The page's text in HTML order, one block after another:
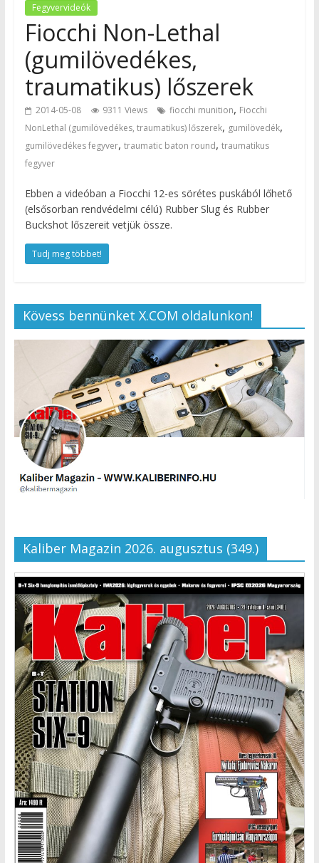
Fegyvervideók
Fiocchi Non-Lethal
(gumilövedékes,
traumatikus) lőszerek
2014-05-08 9311 Views fiocchi munition, Fiocchi
NonLethal (gumilövedékes, traumatikus) lőszerek, gumilövedék,
gumilövedékes fegyver, traumatic baton round, traumatikus
fegyver
Ebben a videóban a Fiocchi 12-es sörétes puskából lőhető
(elsősorban rendvédelmi célú) Rubber Slug és Rubber
Buckshot lőszereit vetjük össze.
Tudj meg többet!
Kövess bennünket X.COM oldalunkon!
Kaliber Magazin 2026. augusztus (349.)